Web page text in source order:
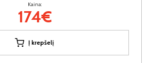
Kaina:
174€
Į krepšelį